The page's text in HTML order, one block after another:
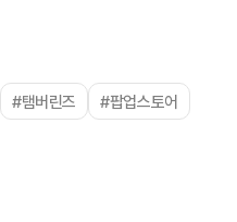
#탬버린즈 #팝업스토어